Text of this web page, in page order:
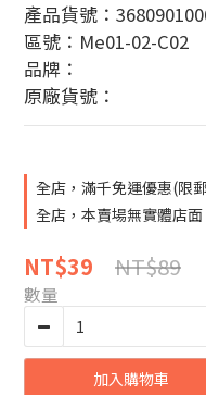
產品貨號：
區號：Me01-02-C02
品牌：
原廠貨號：
全店，滿千免運優惠(限
全店，本賣場無實體店
NT$39 NT$89
數量
加入購物車